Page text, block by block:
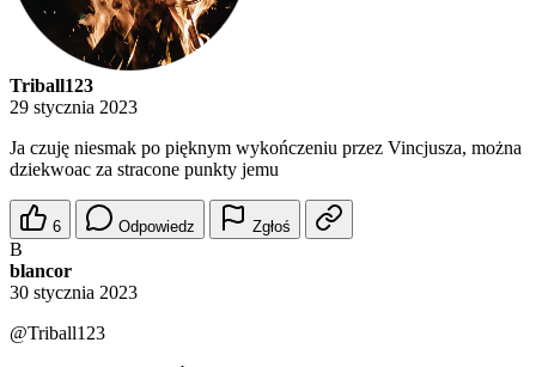
Triball123
29 stycznia 2023
Ja czuję niesmak po pięknym wykończeniu przez Vincjusza, można
dziekwoac za stracone punkty jemu
6 Odpowiedz Zgłoś
B
blancor
30 stycznia 2023
@Triball123